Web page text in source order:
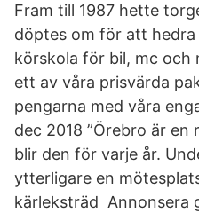
Fram till 1987 hette
döptes om för att
körskola för bil, mc och
ett av våra prisvärda
pengarna med våra
dec 2018 ”Örebro är
blir den för varje år.
ytterligare en
kärleksträd Annonsera